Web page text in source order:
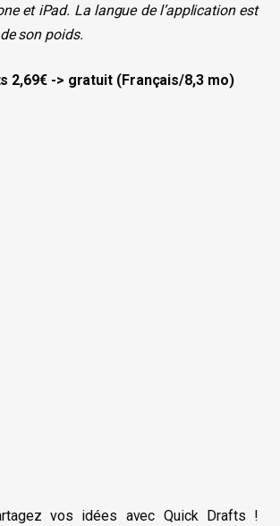
et iPad. La langue de l’application est
son poids.
2,69€ -> gratuit (Français/8,3 mo)
vos idées avec Quick Drafts !